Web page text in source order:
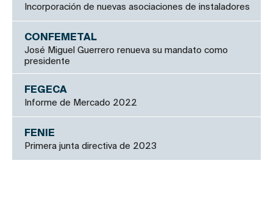
Incorporación de nuevas asociaciones de instaladores
CONFEMETAL
José Miguel Guerrero renueva su mandato como
presidente
FEGECA
Informe de Mercado 2022
FENIE
Primera junta directiva de 2023